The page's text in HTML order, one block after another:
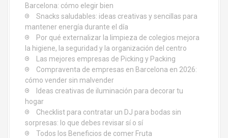
Barcelona: cómo elegir bien
Snacks saludables: ideas creativas y sencillas para
mantener energía durante el día
Por qué externalizar la limpieza de colegios mejora
la higiene, la seguridad y la organización del centro
Las mejores empresas de Picking y Packing
Compraventa de empresas en Barcelona en 2026:
cómo vender sin malvender
Ideas creativas de iluminación para decorar tu
hogar
Checklist para contratar un DJ para bodas sin
sorpresas: lo que debes revisar sí o sí
Todos los Beneficios de comer Fruta